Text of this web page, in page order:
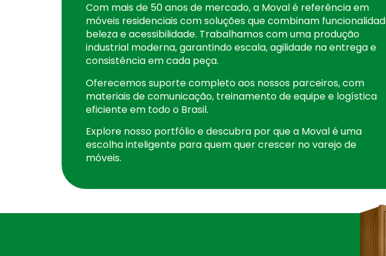
Com mais de 50 anos de mercado, a Moval é referência em
móveis residenciais com soluções que combinam
beleza e acessibilidade. Trabalhamos com uma produção
industrial moderna, garantindo escala, agilidade na entrega e
consistência em cada peça.
Oferecemos suporte completo aos nossos parceiros, com
materiais de comunicação, treinamento de equipe e logística
eficiente em todo o Brasil.
Explore nosso portfólio e descubra por que a Moval é uma
escolha inteligente para quem quer crescer no varejo de
móveis.